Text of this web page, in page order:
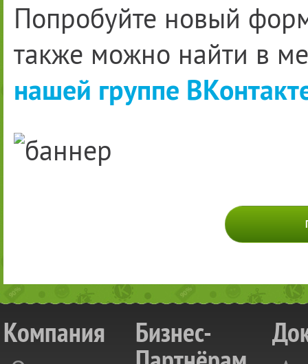
Попробуйте новый
также можно найти в
нашей группе
Компания Бизнес-